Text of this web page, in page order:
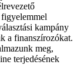
kampány
a finanszírozókat.
meg,
terjedésének